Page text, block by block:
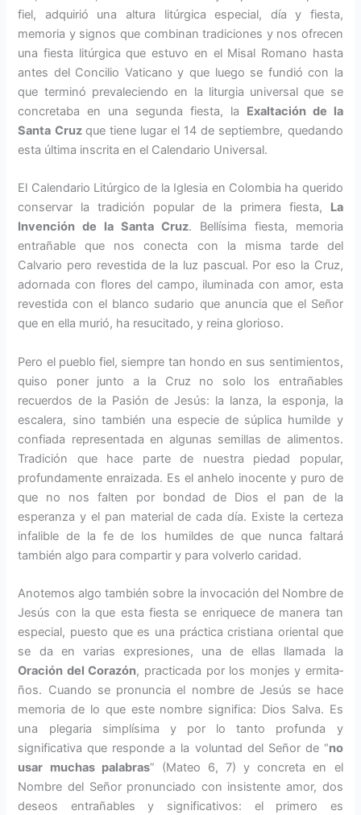
fiel, adquirió una altura litúrgica especial, día y fiesta,
memoria y signos que com­binan tradiciones y nos ofrecen
una fiesta litúrgica que estuvo en el Mi­sal Romano hasta
antes del Concilio Vaticano y que luego se fundió con la
que terminó prevaleciendo en la liturgia universal que se
concretaba en una segunda fiesta, la Exaltación de la
Santa Cruz que tiene lugar el 14 de septiembre, quedando
esta última inscrita en el Calendario Uni­versal.
El Calendario Litúrgico de la Iglesia en Colombia ha querido
conservar la tradición popular de la primera fies­ta, La
Invención de la Santa Cruz. Bellísima fiesta, memoria
entrañable que nos conec­ta con la misma tarde del
Calvario pero revestida de la luz pascual. Por eso la Cruz,
adornada con flores del campo, iluminada con amor, esta
revestida con el blanco sudario que anun­cia que el Señor
que en ella murió, ha resucitado, y rei­na glorioso.
Pero el pueblo fiel, siempre tan hon­do en sus sentimientos,
quiso poner junto a la Cruz no solo los entraña­bles
recuerdos de la Pasión de Je­sús: la lanza, la esponja, la
escalera, sino también una especie de súplica humilde y
confiada representada en algunas semillas de alimentos.
Tra­dición que hace parte de nuestra pie­dad popular,
profundamente enraiza­da. Es el anhelo inocente y puro de
que no nos falten por bondad de Dios el pan de la
esperanza y el pan ma­terial de cada día. Existe la certeza
infalible de la fe de los humildes de que nunca faltará
también algo para compartir y para volverlo caridad.
Anotemos algo también sobre la in­vocación del Nombre de
Jesús con la que esta fiesta se enriquece de ma­nera tan
especial, puesto que es una práctica cristiana oriental que
se da en varias expresiones, una de ellas llamada la
Oración del Corazón, practicada por los monjes y ermita­
ños. Cuando se pronuncia el nombre de Jesús se hace
memoria de lo que este nombre significa: Dios Salva. Es
una plegaria simplísima y por lo tanto profunda y
significativa que responde a la voluntad del Señor de “no
usar muchas palabras” (Mateo 6, 7) y concreta en el
Nombre del Señor pronunciado con insistente amor, dos
deseos entrañables y sig­nificativos: el primero es